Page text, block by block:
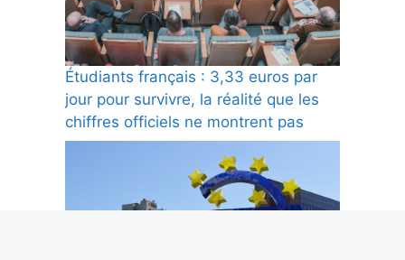
Étudiants français : 3,33 euros par
jour pour survivre, la réalité que les
chiffres officiels ne montrent pas